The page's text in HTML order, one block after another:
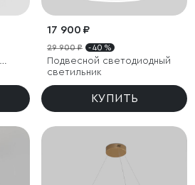
17 900 ₽
29 900 ₽ - 40 %
Подвесной светодиодный
светильник
КУПИТЬ